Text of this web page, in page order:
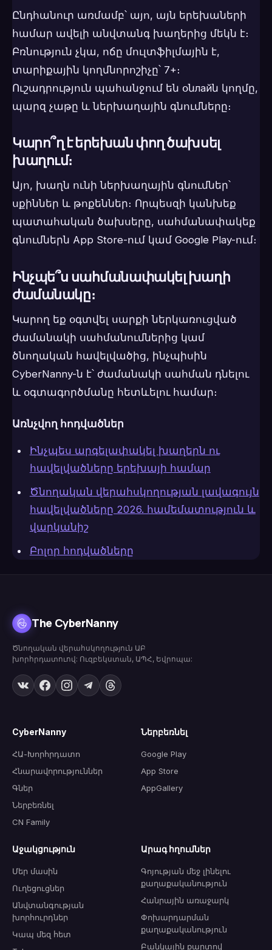
Ընդհանուր առմամբ՝ այո, այն երեխաների
համար ավելի անվտանգ խաղերից մեկն է։
Բռնություն չկա, ոճը մուլտֆիլմային է,
տարիքային կողմնորոշիչը՝ 7+։
Ուշադրություն պահանջում են օնлайն կողմը,
պարզ չաթը և ներխաղային գնումները։
Կարո՞ղ է երեխան փող ծախսել
խաղում։
Այո, խաղն ունի ներխաղային գնումներ՝
սքիններ և թոքեններ։ Որպեսզի կանխեք
պատահական ծախսերը, սահմանափակեք
գնումներն App Store-ում կամ Google Play-ում։
Ինչպե՞ս սահմանափակել խաղի
ժամանակը։
Կարող եք օգտվել սարքի ներկառուցված
ժամանակի սահմանումներից կամ
ծնողական հավելվածից, ինչպիսին
CyberNanny-ն է՝ ժամանակի սահման դնելու
և օգտագործմանը հետևելու համար։
Առնչվող հոդվածներ
Ինչպես արգելափակել խաղերն ու
հավելվածները երեխայի համար
Ծնողական վերահսկողության լավագույն
հավելվածները 2026. համեմատություն և
վարկանիշ
Բոլոր հոդվածները
The CyberNanny
Ծնողական վերահսկողություն ԱԲ
խորհրդատուով: Ուզբեկստան, ԱՊՀ, Եվրոպա:
CyberNanny
ՀԱ-Խորհրդատո
Հնարավորություններ
Գներ
Ներբեռնել
CN Family
Ներբեռնել
Google Play
App Store
AppGallery
Աջակցություն
Մեր մասին
Ուղեցուցներ
Անվտանգության
խորհուրդներ
Կապ մեզ հետ
Արագ հղումներ
Գոյության մեջ լինելու
քաղաքականություն
Հանրային առաջարկ
Փոխարդարման
քաղաքականություն
Բանկային քարտով